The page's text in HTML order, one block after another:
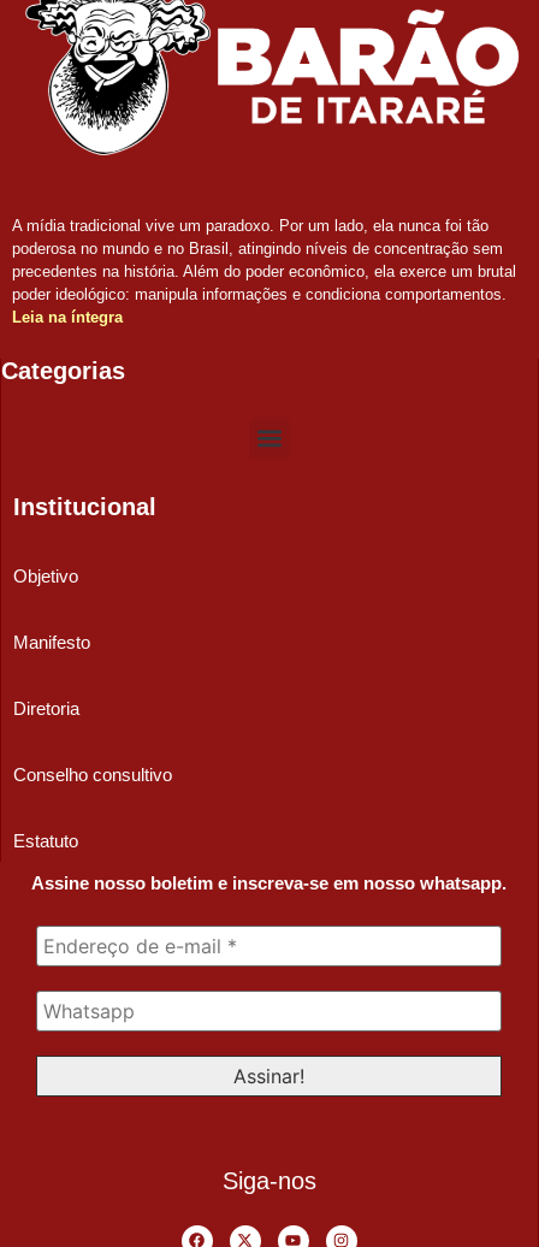
A mídia tradicional vive um paradoxo. Por um lado, ela nunca foi tão
poderosa no mundo e no Brasil, atingindo níveis de concentração sem
precedentes na história. Além do poder econômico, ela exerce um brutal
poder ideológico: manipula informações e condiciona comportamentos.
Leia na íntegra
Categorias
Institucional
Objetivo
Manifesto
Diretoria
Conselho consultivo
Estatuto
Assine nosso boletim e inscreva-se em nosso whatsapp.
Siga-nos